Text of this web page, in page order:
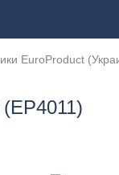
EuroProduct